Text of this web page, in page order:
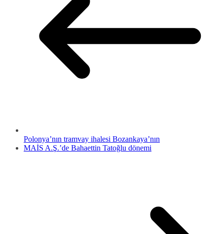
Polonya’nın tramvay ihalesi Bozankaya’nın
MAİS A.Ş.’de Bahaettin Tatoğlu dönemi